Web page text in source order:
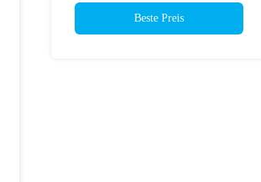
Beste Preis